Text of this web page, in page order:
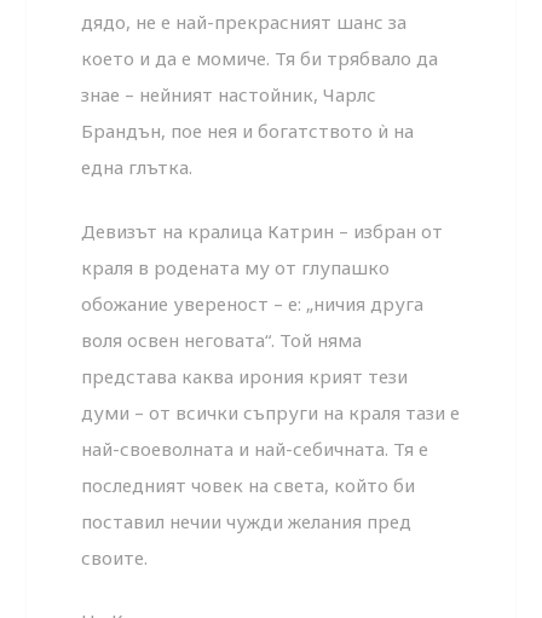
дядо, не е най-прекрасният шанс за
което и да е момиче. Тя би трябвало да
знае – нейният настойник, Чарлс
Брандън, пое нея и богатството ѝ на
една глътка.
Девизът на кралица Катрин – избран от
краля в родената му от глупашко
обожание увереност – е: „ничия друга
воля освен неговата“. Той няма
представа каква ирония крият тези
думи – от всички съпруги на краля тази е
най-своеволната и най-себичната. Тя е
последният човек на света, който би
поставил нечии чужди желания пред
своите.